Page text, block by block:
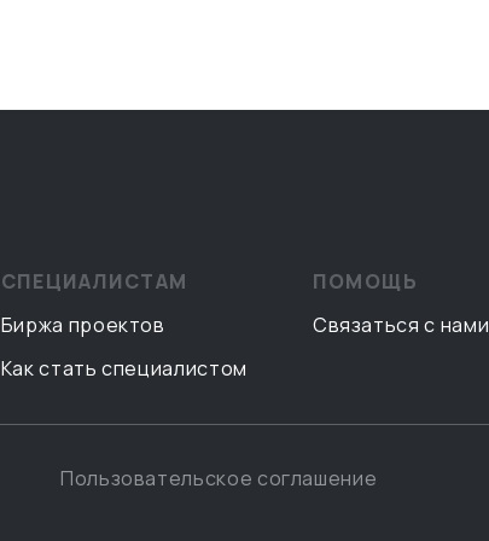
СПЕЦИАЛИСТАМ
Биржа проектов
Как стать специалистом
ПОМОЩЬ
Связаться с нами
Пользовательское соглашение